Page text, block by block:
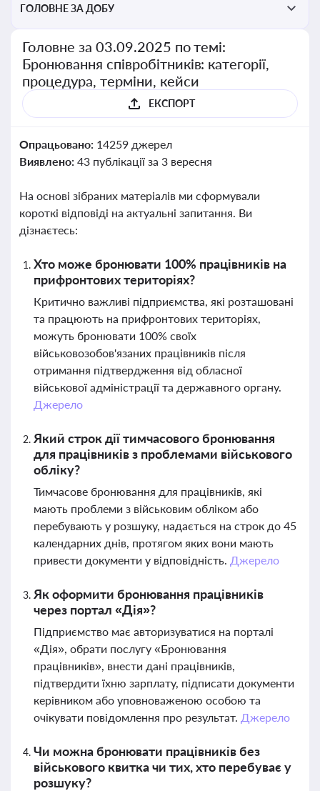
ГОЛОВНЕ ЗА ДОБУ
Головне за 03.09.2025 по темі:
Бронювання співробітників: категорії,
процедура, терміни, кейси
ЕКСПОРТ
Опрацьовано: 14259 джерел
Виявлено: 43 публікації за 3 вересня
На основі зібраних матеріалів ми сформували
короткі відповіді на актуальні запитання. Ви
дізнаєтесь:
Хто може бронювати 100% працівників на
прифронтових територіях?
Критично важливі підприємства, які розташовані
та працюють на прифронтових територіях,
можуть бронювати 100% своїх
військовозобов'язаних працівників після
отримання підтвердження від обласної
військової адміністрації та державного органу.
Джерело
Який строк дії тимчасового бронювання
для працівників з проблемами військового
обліку?
Тимчасове бронювання для працівників, які
мають проблеми з військовим обліком або
перебувають у розшуку, надається на строк до 45
календарних днів, протягом яких вони мають
привести документи у відповідність. Джерело
Як оформити бронювання працівників
через портал «Дія»?
Підприємство має авторизуватися на порталі
«Дія», обрати послугу «Бронювання
працівників», внести дані працівників,
підтвердити їхню зарплату, підписати документи
керівником або уповноваженою особою та
очікувати повідомлення про результат. Джерело
Чи можна бронювати працівників без
військового квитка чи тих, хто перебуває у
розшуку?